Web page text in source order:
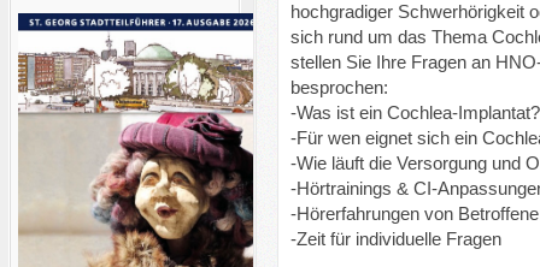
hochgradiger Schwerhörigkeit
sich rund um das Thema
stellen Sie Ihre Fragen an
besprochen:
-Was ist ein Cochlea-Implantat?
-Für wen eignet sich ein
-Wie läuft die Versorgung und
-Hörtrainings & CI-
-Hörerfahrungen von
-Zeit für individuelle Fragen